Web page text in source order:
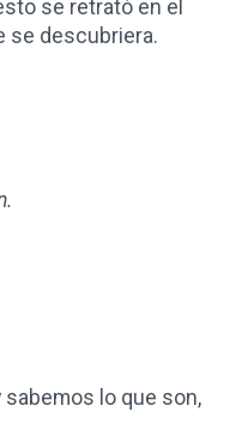
se retrató en el
se descubriera.
sabemos lo que son,